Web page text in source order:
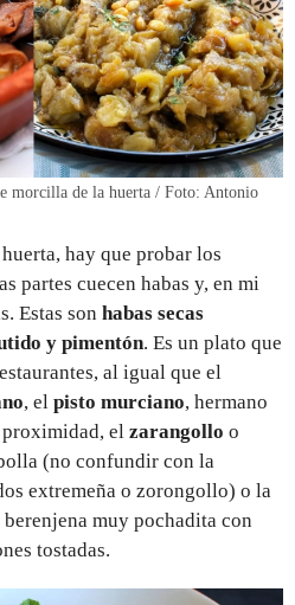
morcilla de la huerta / Foto: Antonio
hay que probar los
partes cuecen habas y, en mi
Estas son habas secas
y pimentón. Es un plato que
al igual que el
, el pisto murciano, hermano
el zarangollo o
(no confundir con la
extremeña o zorongollo) o la
berenjena muy pochadita con
tostadas.